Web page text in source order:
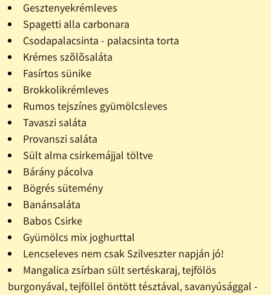
Gesztenyekrémleves
Spagetti alla carbonara
Csodapalacsinta - palacsinta torta
Krémes szõlõsaláta
Fasírtos sünike
Brokkolikrémleves
Rumos tejszínes gyümölcsleves
Tavaszi saláta
Provanszi saláta
Sült alma csirkemájjal töltve
Bárány pácolva
Bögrés sütemény
Banánsaláta
Babos Csirke
Gyümölcs mix joghurttal
Lencseleves nem csak Szilveszter napján jó!
Mangalica zsírban sült sertéskaraj, tejfölös
burgonyával, tejföllel öntött tésztával, savanyúsággal -